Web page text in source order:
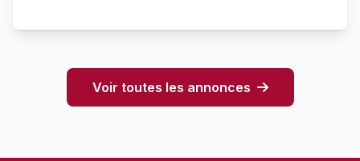
Voir toutes les annonces